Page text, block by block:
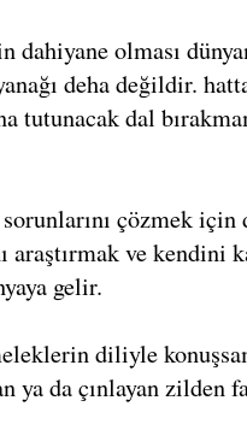
dahiyane olması
deha değildir.
tutunacak dal
çözmek
araştırmak ve kendini
gelir.
diliyle
ya da çınlayan zilden